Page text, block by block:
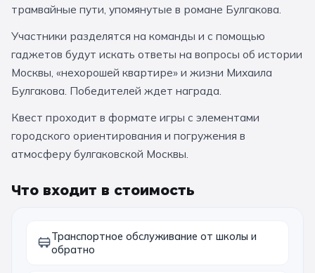
За кулисами театров
Усадьбы и заповедники Экологические
Народные промыслы Интерактивные
Квесты Мастер-классы
🎓 ПО КЛАССАМ
Дошкольники
5 класс 6 класс
Великий Новгород Алтай Архангельск
Рязань Мурманск Волгоград
трамвайные пути, упомянутые в романе Булгакова.
Участники разделятся на команды и с помощью
гаджетов будут искать ответы на вопросы об истории
Москвы, «нехорошей квартире» и жизни Михаила
Булгакова. Победителей ждет награда.
Квест проходит в формате игры с элементами
городского ориентирования и погружения в
атмосферу булгаковской Москвы.
Что входит в стоимость
Транспортное обслуживание от школы и
обратно